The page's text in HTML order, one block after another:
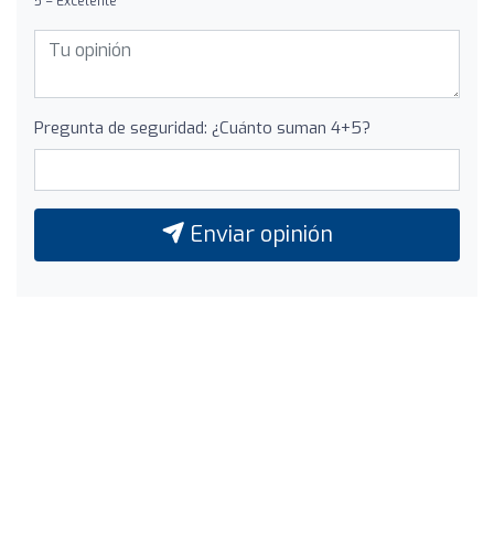
Pregunta de seguridad: ¿Cuánto suman 4+5?
Enviar opinión